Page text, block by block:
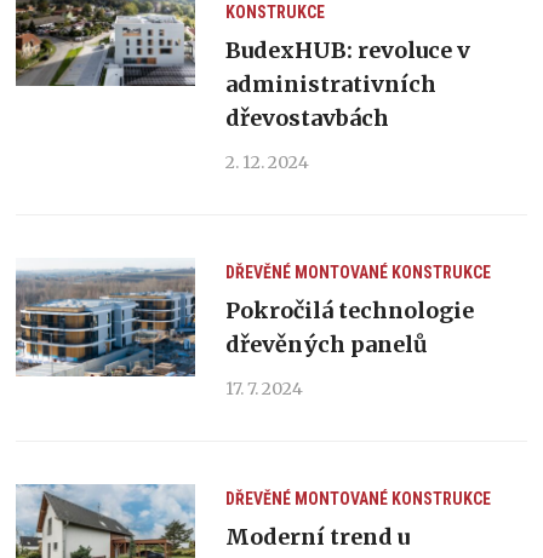
KONSTRUKCE
BudexHUB: revoluce v
administrativních
dřevostavbách
2. 12. 2024
DŘEVĚNÉ MONTOVANÉ KONSTRUKCE
Pokročilá technologie
dřevěných panelů
17. 7. 2024
DŘEVĚNÉ MONTOVANÉ KONSTRUKCE
Moderní trend u